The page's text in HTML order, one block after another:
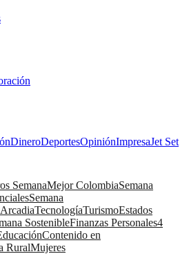
DineroDeportesOpiniónImpresaJet Set
SemanaMejor ColombiaSemana
Semana
ArcadiaTecnologíaTurismoEstados
SostenibleFinanzas Personales4
Contenido en
RuralMujeres